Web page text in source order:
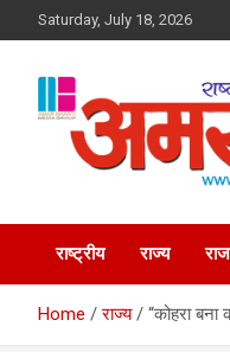
to
Saturday, July 18, 2026
Amar
Group
राष्ट्रीय राज्य
Home राज्य “कोहरा बना